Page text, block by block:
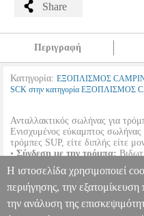
Share
Περιγραφή
Κατηγορία: ΕΞΟΠΛΙΣΜΟΣ
SCK στην κατηγορία ΕΞΟΠΛΙΣΜΟΣ
Ανταλλακτικός σωλήνας για
Ενισχυμένος εύκαμπτος σωλήνας
τρόμπες SUP, είτε διπλής είτε
•Σύνδεση με την τρόμπα:
•
Σύνδεση με φουσκωτό:
ακόμα 4 απολήξεις για να
SCK ΑΝΤΑΛΛΑΚΤΙΚΟΣ
Η ιστοσελίδα χρησιμοποιεί
περιήγησης, την
την ανάλυση της